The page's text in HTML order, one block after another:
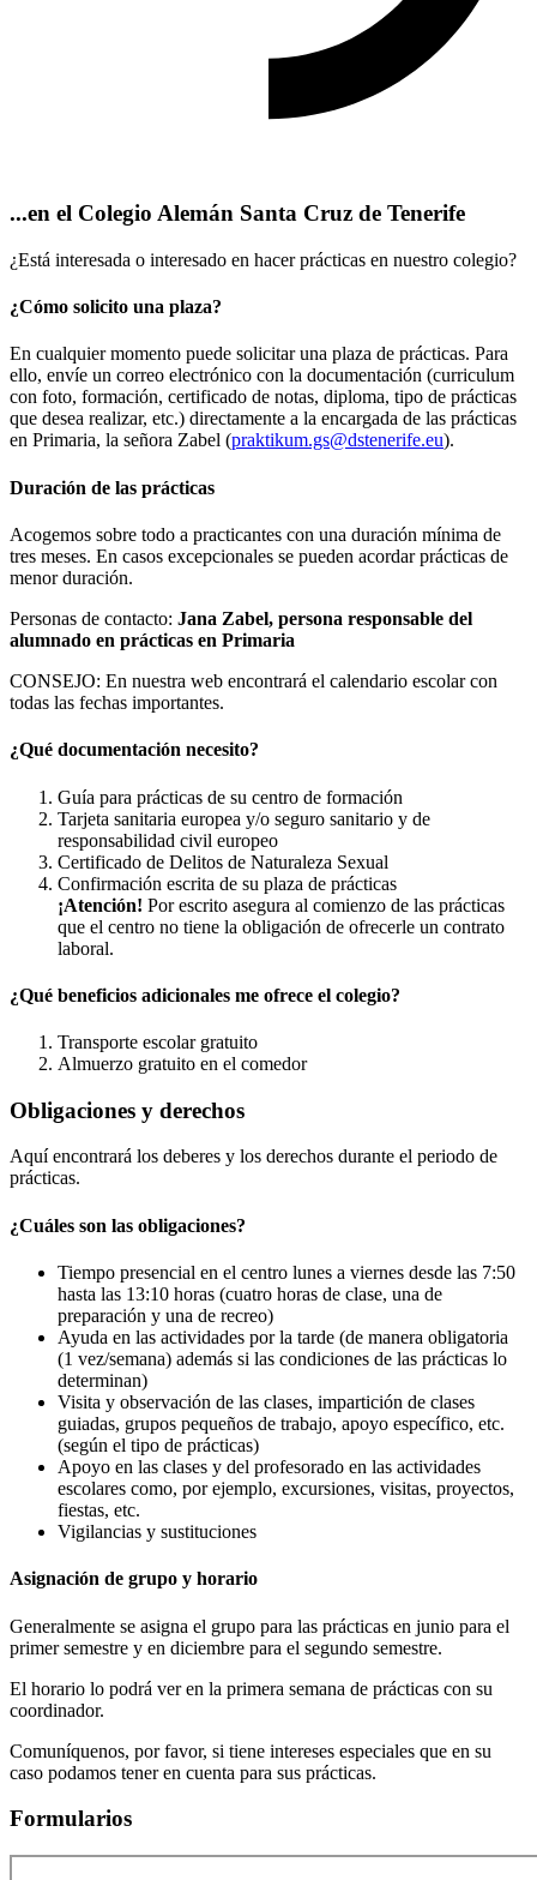
...en el Colegio Alemán Santa Cruz de Tenerife
¿Está interesada o interesado en hacer prácticas en nuestro colegio?
¿Cómo solicito una plaza?
En cualquier momento puede solicitar una plaza de prácticas. Para
ello, envíe un correo electrónico con la documentación (curriculum
con foto, formación, certificado de notas, diploma, tipo de prácticas
que desea realizar, etc.) directamente a la encargada de las prácticas
en Primaria, la señora Zabel (praktikum.gs@dstenerife.eu).
Duración de las prácticas
Acogemos sobre todo a practicantes con una duración mínima de
tres meses. En casos excepcionales se pueden acordar prácticas de
menor duración.
Personas de contacto: Jana Zabel, persona responsable del
alumnado en prácticas en Primaria
CONSEJO: En nuestra web encontrará el calendario escolar con
todas las fechas importantes.
¿Qué documentación necesito?
Guía para prácticas de su centro de formación
Tarjeta sanitaria europea y/o seguro sanitario y de
responsabilidad civil europeo
Certificado de Delitos de Naturaleza Sexual
Confirmación escrita de su plaza de prácticas
¡Atención! Por escrito asegura al comienzo de las prácticas
que el centro no tiene la obligación de ofrecerle un contrato
laboral.
¿Qué beneficios adicionales me ofrece el colegio?
Transporte escolar gratuito
Almuerzo gratuito en el comedor
Obligaciones y derechos
Aquí encontrará los deberes y los derechos durante el periodo de
prácticas.
¿Cuáles son las obligaciones?
Tiempo presencial en el centro lunes a viernes desde las 7:50
hasta las 13:10 horas (cuatro horas de clase, una de
preparación y una de recreo)
Ayuda en las actividades por la tarde (de manera obligatoria
(1 vez/semana) además si las condiciones de las prácticas lo
determinan)
Visita y observación de las clases, impartición de clases
guiadas, grupos pequeños de trabajo, apoyo específico, etc.
(según el tipo de prácticas)
Apoyo en las clases y del profesorado en las actividades
escolares como, por ejemplo, excursiones, visitas, proyectos,
fiestas, etc.
Vigilancias y sustituciones
Asignación de grupo y horario
Generalmente se asigna el grupo para las prácticas en junio para el
primer semestre y en diciembre para el segundo semestre.
El horario lo podrá ver en la primera semana de prácticas con su
coordinador.
Comuníquenos, por favor, si tiene intereses especiales que en su
caso podamos tener en cuenta para sus prácticas.
Formularios